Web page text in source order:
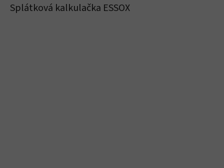
Splátková kalkulačka ESSOX